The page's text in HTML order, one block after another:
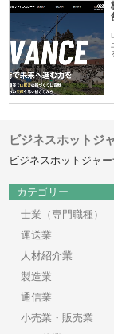
ビジネスホットジ
ビジネスホットジャ
カテゴリー
士業（専門職種）
運送業
人材紹介業
製造業
通信業
小売業・販売業